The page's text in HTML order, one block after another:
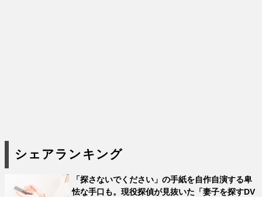
シェアランキング
「探さないでください」の手紙を自作自演する卑
怯な手口も。現役探偵が見抜いた「妻子を探すDV